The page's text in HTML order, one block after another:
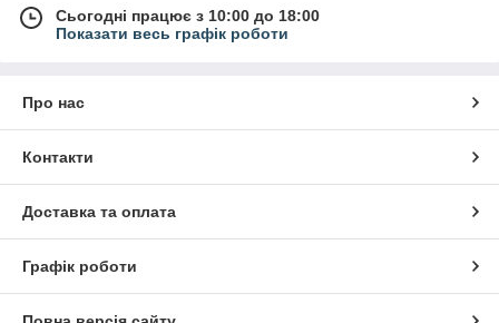
Сьогодні працює з 10:00 до 18:00
Показати весь графік роботи
Про нас
Контакти
Доставка та оплата
Графік роботи